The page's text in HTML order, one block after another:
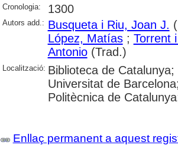
Cronologia: 1300
Autors add.: Busqueta i Riu, Joan J.
López, Matías; Torrent
Antonio(Trad.)
Localització: Biblioteca de
Universitat de
Politècnica de
Enllaç permanent a aquest